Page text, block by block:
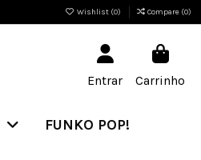
Wishlist (0) Compare (0)
Entrar Carrinho
FUNKO POP!